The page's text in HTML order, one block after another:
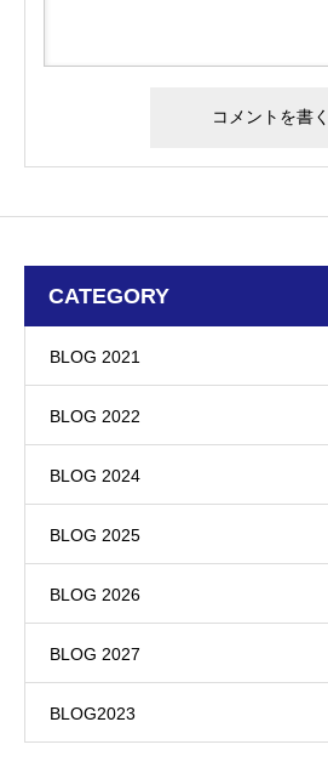
CATEGORY
BLOG 2021
BLOG 2022
BLOG 2024
BLOG 2025
BLOG 2026
BLOG 2027
BLOG2023